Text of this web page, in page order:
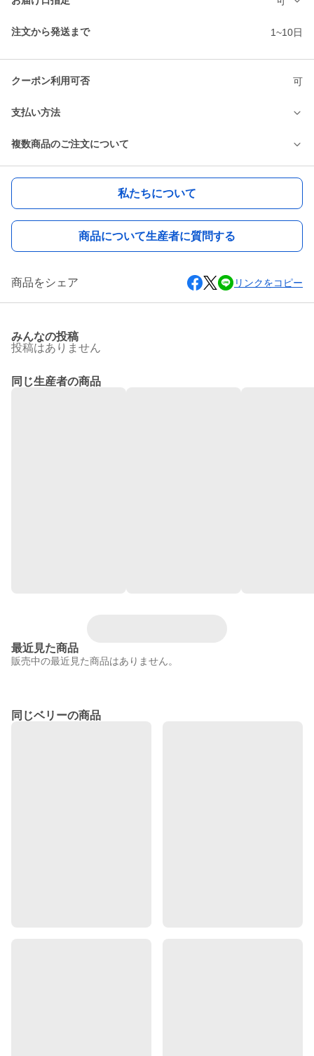
注文から発送まで 1~10日
クーポン利用可否 可
支払い方法
複数商品のご注文について
私たちについて
商品について生産者に質問する
商品をシェア リンクをコピー
みんなの投稿
投稿はありません
同じ生産者の商品
最近見た商品
販売中の最近見た商品はありません。
同じベリーの商品